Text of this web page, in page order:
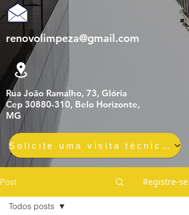
renovolimpeza@gmail.com
Rua João Ramalho, 73, Glória
Cep 30880-310, Belo Horizonte,
MG
Solicite uma visita técnica gratuita e sem compromisso
Post Registre-se
Todos posts